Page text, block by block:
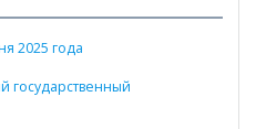
2025 года
государственный